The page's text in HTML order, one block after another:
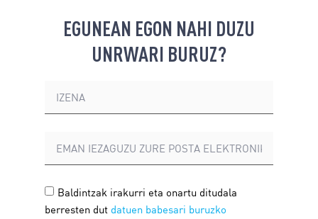
EGUNEAN EGON NAHI DUZU
UNRWARI BURUZ?
Baldintzak irakurri eta onartu ditudala
berresten dut datuen babesari buruzko